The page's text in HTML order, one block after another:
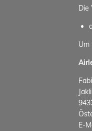
Die
Um
E-